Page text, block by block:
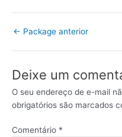
← Package anterior
Deixe um
O seu endereço de e-mail
obrigatórios são marcados
Comentário *